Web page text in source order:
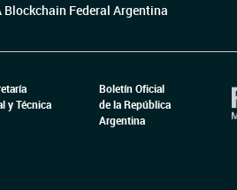
Blockchain Federal Argentina
y Técnica
Boletín Oficial
de la República
Argentina